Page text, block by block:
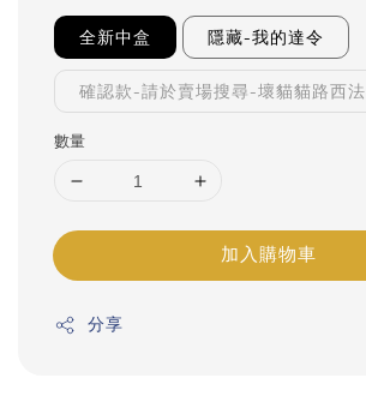
全新中盒 隱藏-我的達令
確認款-請於賣場搜尋-壞貓貓路西法
數量
加入購物車
分享